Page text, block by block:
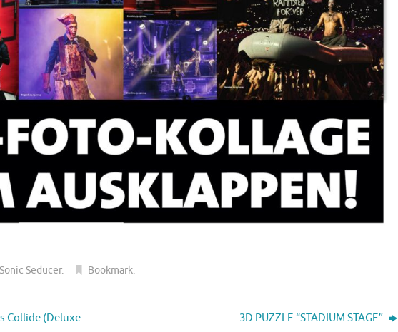
Sonic Seducer. Bookmark.
Collide (Deluxe
3D PUZZLE “STADIUM STAGE”